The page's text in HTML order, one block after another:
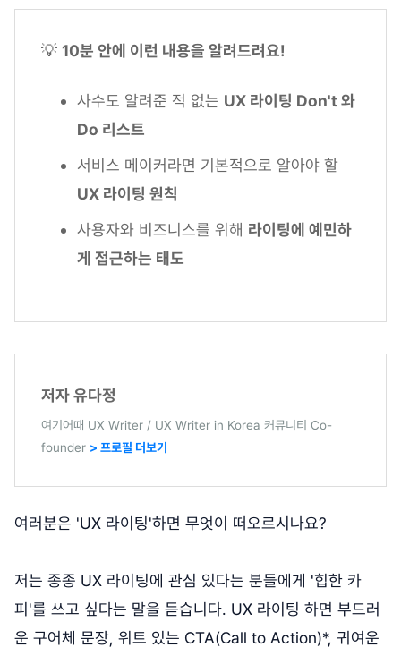
💡 10분 안에 이런 내용을 알려드려요!
사수도 알려준 적 없는 UX 라이팅 Don't 와
Do 리스트
서비스 메이커라면 기본적으로 알아야 할
UX 라이팅 원칙
사용자와 비즈니스를 위해 라이팅에 예민하
게 접근하는 태도
저자 유다정
여기어때 UX Writer / UX Writer in Korea 커뮤니티 Co-
founder > 프로필 더보기
여러분은 'UX 라이팅'하면 무엇이 떠오르시나요?
저는 종종 UX 라이팅에 관심 있다는 분들에게 '힙한 카
피'를 쓰고 싶다는 말을 듣습니다. UX 라이팅 하면 부드러
운 구어체 문장, 위트 있는 CTA(Call to Action)*, 귀여운